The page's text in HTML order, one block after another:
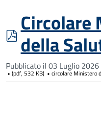
pdf
Circolare
della
Pubblicato il 03 Luglio 2026
(pdf, 532 KB) circolare Ministero